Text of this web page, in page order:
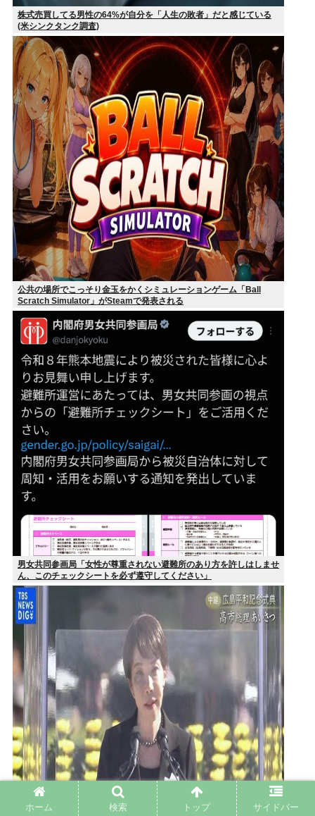
株式売買してる男性の64%が自分を「人生の敗者」だと感じている
(米シンクタンク調査)
公共の場所でこっそり金玉をかくシミュレーションゲーム「Ball
Scratch Simulator」がSteamで発表される
男女共同参画局「女性が尊重されない避難所のあり方を許しはしませ
ん、このチェックシートを必ず遵守してください」
ホーム 検索 トップ サイドバー